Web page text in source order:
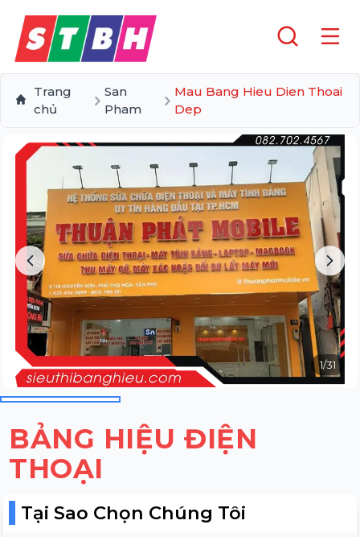
Trang
chủ
San
Pham
Mau Bang Hieu Dien Thoai
Dep
BẢNG HIỆU ĐIỆN
THOẠI
Tại Sao Chọn Chúng Tôi
1/31